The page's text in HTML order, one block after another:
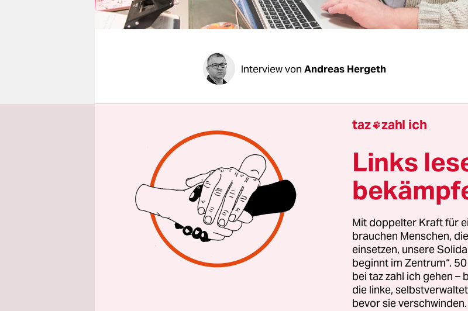
abo
genossenschaft
Interview von Andreas Hergeth
taz: Herr Finke, ich habe bisher erst einmal so
verspürt, das war vor 15 Jahren beim Crui­sing
Volkspark. Im Dunkeln waren Stimmen von
riefen: „Wo sind die Schwulen?
habe die Flucht ergriffen. Passiert ist mir
rasende Angst. Haben Sie so etwas selbst
anderen Worten: Was treibt Sie an?
Bastian Finke:
Ich selber habe homophobe
Gewalt­androhung und dergleichen
erlebt. In meine Arbeit für Maneo habe ich
früheren sozialen Tätigkeiten mitgebracht.
taz zahl ich
Links
Mit doppelter Kraft für
brauchen Menschen,
einsetzen, unsere
beginnt im Zentrum“.
bei taz zahl ich gehen –
die linke,
bevor sie